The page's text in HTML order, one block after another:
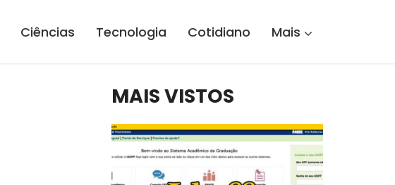
Ciências Tecnologia Cotidiano Mais
MAIS VISTOS